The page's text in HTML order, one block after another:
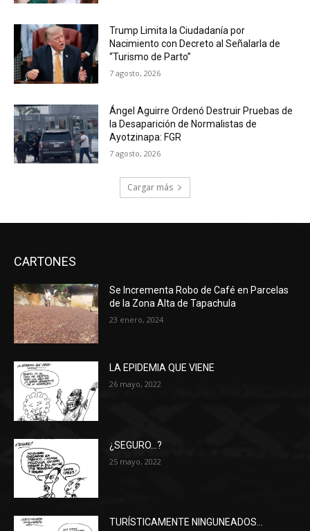
Trump Limita la Ciudadanía por
Nacimiento con Decreto al Señalarla de
“Turismo de Parto”
7 agosto, 2026
Ángel Aguirre Ordenó Destruir Pruebas de
la Desaparición de Normalistas de
Ayotzinapa: FGR
7 agosto, 2026
Cargar más
CARTONES
Se Incrementa Robo de Café en Parcelas
de la Zona Alta de Tapachula
23 enero, 2024
LA EPIDEMIA QUE VIENE
26 mayo, 2022
¿SEGURO…?
25 mayo, 2022
TURÍSTICAMENTE NINGUNEADOS…